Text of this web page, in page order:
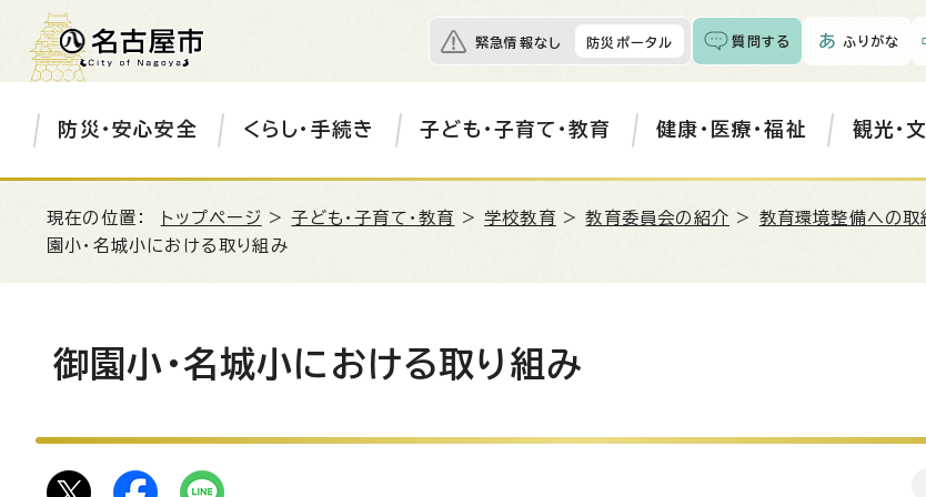
緊急情報なし 防災ポータル 質問する ふりがな
防災・安心安全 くらし・手続き 子ども・子育て・教育 健康・医療・福祉 観光・
現在の位置： トップページ >子ども・子育て・教育 >学校教育 >教育委員会の紹介 > 教育環境整備への取
園小・名城小における取り組み
御園小・名城小における取り組み